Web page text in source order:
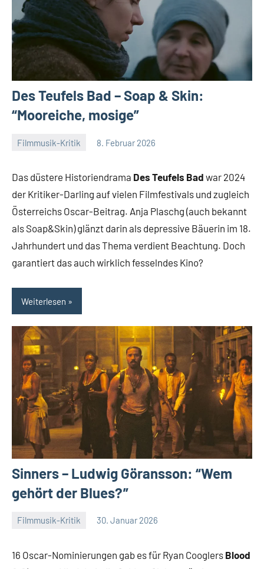
Des Teufels Bad – Soap & Skin:
“Mooreiche, mosige”
Filmmusik-Kritik 8. Februar 2026
Das düstere Historiendrama Des Teufels Bad war 2024
der Kritiker-Darling auf vielen Filmfestivals und zugleich
Österreichs Oscar-Beitrag. Anja Plaschg (auch bekannt
als Soap&Skin) glänzt darin als depressive Bäuerin im 18.
Jahrhundert und das Thema verdient Beachtung. Doch
garantiert das auch wirklich fesselndes Kino?
Weiterlesen
Sinners – Ludwig Göransson: “Wem
gehört der Blues?”
Filmmusik-Kritik 30. Januar 2026
16 Oscar-Nominierungen gab es für Ryan Cooglers Blood